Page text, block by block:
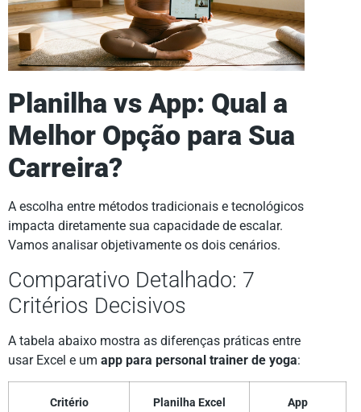
Planilha vs App: Qual a
Melhor Opção para Sua
Carreira?
A escolha entre métodos tradicionais e tecnológicos
impacta diretamente sua capacidade de escalar.
Vamos analisar objetivamente os dois cenários.
Comparativo Detalhado: 7
Critérios Decisivos
A tabela abaixo mostra as diferenças práticas entre
usar Excel e um app para personal trainer de yoga:
Critério Planilha Excel
App